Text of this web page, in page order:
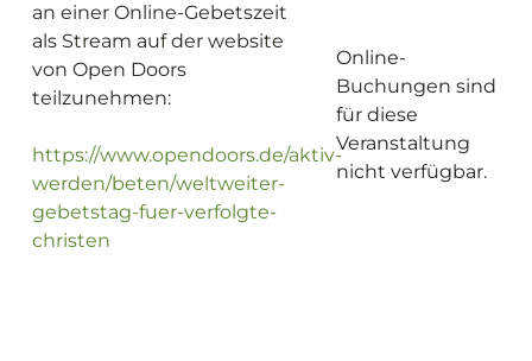
an einer Online-Gebetszeit
als Stream auf der website
von Open Doors
teilzunehmen:
https://www.opendoors.de/aktiv-
werden/beten/weltweiter-
gebetstag-fuer-verfolgte-
christen
Online-
Buchungen sind
für diese
Veranstaltung
nicht verfügbar.